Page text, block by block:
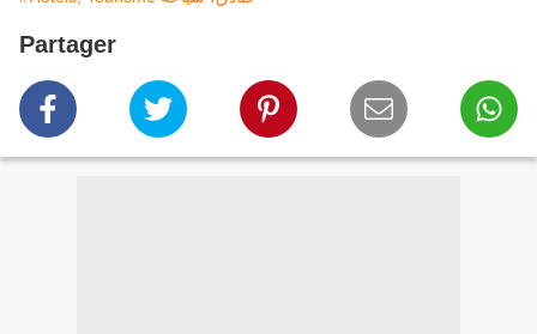
Partager